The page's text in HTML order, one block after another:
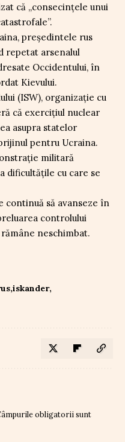
că „consecințele unui
președintele rus
repetat arsenalul
Occidentului, în
Kievului.
(ISW), organizație cu
că exercițiul nuclear
asupra statelor
pentru Ucraina.
militară
dificultățile cu care se
continuă să avanseze în
controlului
neschimbat.
iskander
obligatorii sunt